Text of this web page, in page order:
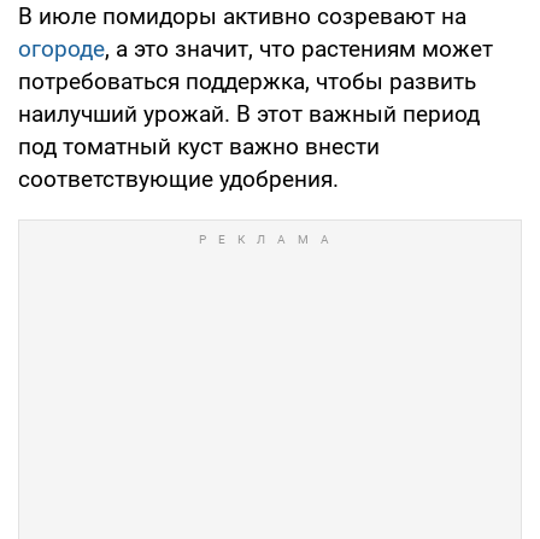
В июле помидоры активно созревают на
огороде, а это значит, что растениям может
потребоваться поддержка, чтобы развить
наилучший урожай. В этот важный период
под томатный куст важно внести
соответствующие удобрения.